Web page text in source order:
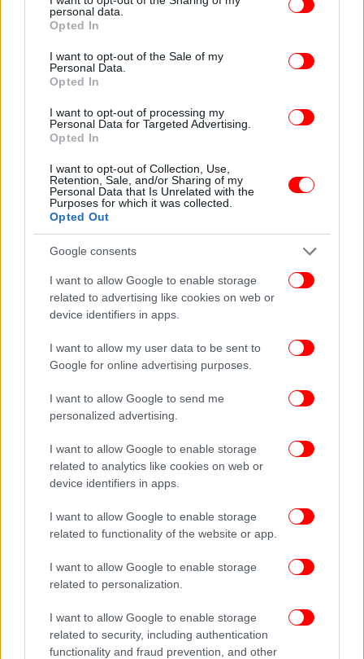
grant or deny consent to Google and its third-party tags to
use your data for below specified purposes in below Google
consent section.
personal data.
Opted In
I want to opt-out of the Sale of my
Personal Data.
Opted In
I want to opt-out of processing my
Personal Data for Targeted Advertising.
Opted In
I want to opt-out of Collection, Use,
Retention, Sale, and/or Sharing of my
Personal Data that Is Unrelated with the
Purposes for which it was collected.
Opted Out
Google consents
I want to allow Google to enable storage
related to advertising like cookies on web or
device identifiers in apps.
I want to allow my user data to be sent to
Google for online advertising purposes.
I want to allow Google to send me
personalized advertising.
I want to allow Google to enable storage
related to analytics like cookies on web or
device identifiers in apps.
I want to allow Google to enable storage
related to functionality of the website or app.
I want to allow Google to enable storage
related to personalization.
I want to allow Google to enable storage
related to security, including authentication
functionality and fraud prevention, and other
διαδικασίες, σε συνεργασία με τον ΕΟΜ για να
διαπιστωθεί εάν τα όργανά του είναι συμβατά»,
ΟΛΕΣ ΟΙ ΕΙΔΗΣΕΙΣ
Σεισμοί στη Σαντορίνη: «Δεν έχουμε ξαναδεί τέτοιο
φαινόμενο» -Ο διευθυντής Ερευνών του Γεωδυναμικού
Σαντορίνη: Όπου φύγει-φύγει -Απίστευτες εικόνες από
κατοίκους που αποχωρούν από το νησί λόγω των
σεισμών
Τέμπη: Δεν διαχωρίζεται η δικογραφία για το
«μπάζωμα» από τη βασική δικογραφία για τη σύγκρουση